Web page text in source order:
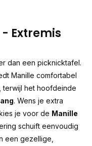
Extremis
dan een picknicktafel.
Manille comfortabel
, terwijl het hoofdeinde
. Wens je extra
je voor de Manille
schuift eenvoudig
een gezellige,